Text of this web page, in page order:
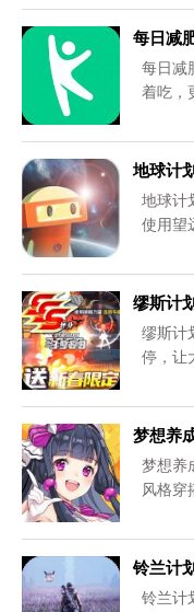
每日减
每日减
着吃，
地球计划
地球计
使用望
缪斯计
缪斯计
停，让
梦想养
梦想养
风格穿
铃兰计划
铃兰计